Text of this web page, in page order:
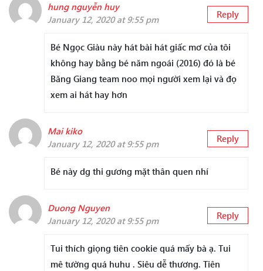
hung nguyễn huy
January 12, 2020 at 9:55 pm
Reply
Bé Ngọc Giàu này hát bài hát giấc mơ của tôi
không hay bằng bé năm ngoái (2016) đó là bé
Băng Giang team noo mọi người xem lại và đọ
xem ai hát hay hơn
Mai kiko
January 12, 2020 at 9:55 pm
Reply
Bé này dg thi gương mặt thân quen nhí
Duong Nguyen
January 12, 2020 at 9:55 pm
Reply
Tui thích giọng tiên cookie quá mấy bà ạ. Tui
mê tường quá huhu . Siêu dễ thương. Tiên